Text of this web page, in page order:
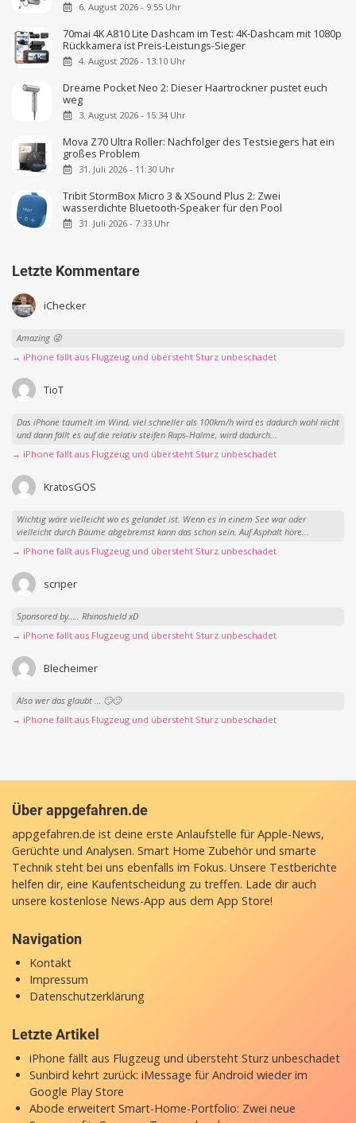
6. August 2026 - 9:55 Uhr
70mai 4K A810 Lite Dashcam im Test: 4K-Dashcam mit 1080p
Rückkamera ist Preis-Leistungs-Sieger
4. August 2026 - 13:10 Uhr
Dreame Pocket Neo 2: Dieser Haartrockner pustet euch
weg
3. August 2026 - 15:34 Uhr
Mova Z70 Ultra Roller: Nachfolger des Testsiegers hat ein
großes Problem
31. Juli 2026 - 11:30 Uhr
Tribit StormBox Micro 3 & XSound Plus 2: Zwei
wasserdichte Bluetooth-Speaker für den Pool
31. Juli 2026 - 7:33 Uhr
Letzte Kommentare
iChecker
Amazing 😜
→ iPhone fällt aus Flugzeug und übersteht Sturz unbeschadet
TioT
Das iPhone taumelt im Wind, viel schneller als 100km/h wird es dadurch wohl nicht
und dann fällt es auf die relativ steifen Raps-Halme, wird dadurch...
→ iPhone fällt aus Flugzeug und übersteht Sturz unbeschadet
KratosGOS
Wichtig wäre vielleicht wo es gelandet ist. Wenn es in einem See war oder
vielleicht durch Bäume abgebremst kann das schon sein. Auf Asphalt höre...
→ iPhone fällt aus Flugzeug und übersteht Sturz unbeschadet
scriper
Sponsored by….. Rhinoshield xD
→ iPhone fällt aus Flugzeug und übersteht Sturz unbeschadet
Blecheimer
Also wer das glaubt … 🙄🙄
→ iPhone fällt aus Flugzeug und übersteht Sturz unbeschadet
Über appgefahren.de
appgefahren.de ist deine erste Anlaufstelle für Apple-News,
Gerüchte und Analysen. Smart Home Zubehör und smarte
Technik steht bei uns ebenfalls im Fokus. Unsere Testberichte
helfen dir, eine Kaufentscheidung zu treffen. Lade dir auch
unsere kostenlose News-App aus dem App Store!
Navigation
Kontakt
Impressum
Datenschutzerklärung
Letzte Artikel
iPhone fällt aus Flugzeug und übersteht Sturz unbeschadet
Sunbird kehrt zurück: iMessage für Android wieder im
Google Play Store
Abode erweitert Smart-Home-Portfolio: Zwei neue